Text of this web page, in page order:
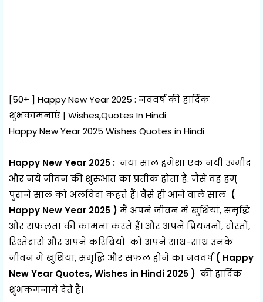
[50+ ] Happy New Year 2025 : नववर्ष की हार्दिक
शुभकामनाएं | Wishes,Quotes In Hindi
Happy New Year 2025 Wishes Quotes in Hindi
Happy New Year 2025 : नया साल हमेशा एक नयी उम्मीद
और नये जीवन की शुरुआत का प्रतीक होता है. जैसे वह हम्
पुराने साल को अलविदा कहते हैं। वैसे ही आने वाले साल (
Happy New Year 2025 ) मैं अपने जीवन में खुशियां, समृद्धि
और सफलता की कामना करते हैं। और अपने प्रियजनों, दोस्तों,
रिश्तेदारो और अपने करिबियो को अपने साथ-साथ उनके
जीवन में खुशियां, समृद्धि और सफल होने का नववर्ष( Happy
New Year Quotes, Wishes in Hindi 2025 ) की हार्दिक
शुभकमनाये देते हैं।